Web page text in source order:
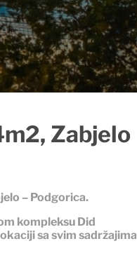
Zabjelo
– Podgorica.
kompleksu Did
sa svim sadržajima